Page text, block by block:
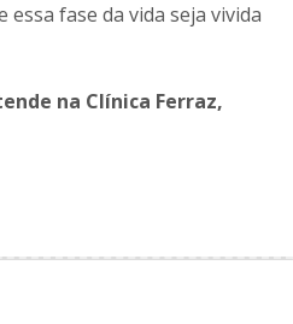
fase da vida seja vivida
na Clínica Ferraz,